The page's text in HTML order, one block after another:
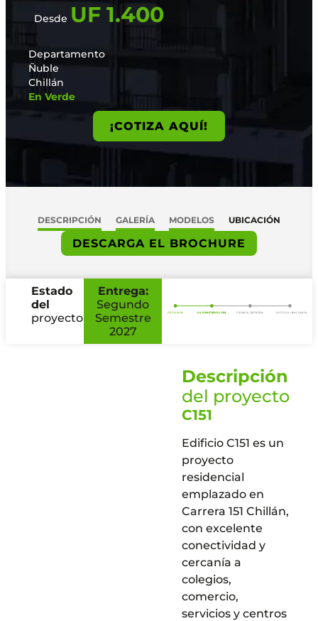
Desde UF 1.400
Departamento
Ñuble
Chillán
En Verde
¡COTIZA AQUÍ!
DESCRIPCIÓN GALERÍA MODELOS UBICACIÓN
DESCARGA EL BROCHURE
Estado
del
proyecto
Entrega:
Segundo
Semestre
2027
Descripción
del proyecto
C151
Edificio C151 es un
proyecto
residencial
emplazado en
Carrera 151 Chillán,
con excelente
conectividad y
cercanía a
colegios,
comercio,
servicios y centros